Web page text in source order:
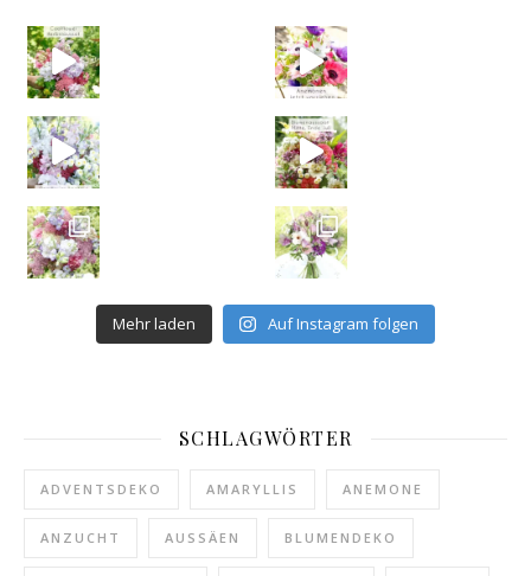
Mehr laden Auf Instagram folgen
SCHLAGWÖRTER
ADVENTSDEKO AMARYLLIS ANEMONE
ANZUCHT AUSSÄEN BLUMENDEKO